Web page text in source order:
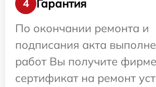
4
Гарантия
По окончании ремонта и
подписания акта
работ Вы получите
сертификат на ремонт